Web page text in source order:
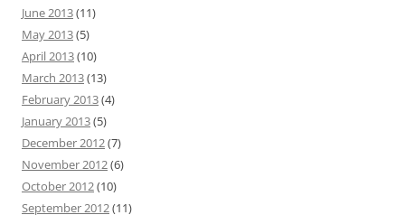
June 2013(11)
May 2013(5)
April 2013(10)
March 2013(13)
February 2013(4)
January 2013(5)
December 2012(7)
November 2012(6)
October 2012(10)
September 2012(11)